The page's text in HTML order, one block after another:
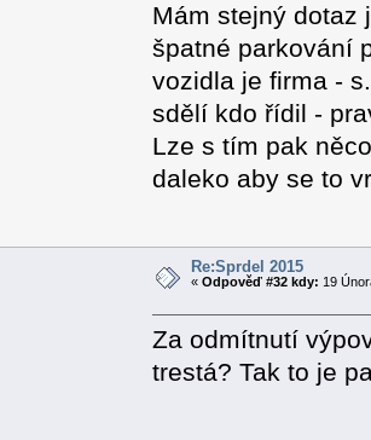
Mám stejný dotaz
špatné parkování
vozidla je firma -
sdělí kdo řídil -
Lze s tím pak
daleko aby se to
Re:Sprdel 2015
«Odpověď #32 kdy: 19
Za odmítnutí
trestá? Tak to je